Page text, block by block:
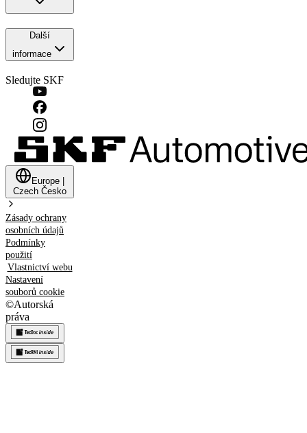
Další
informace
Sledujte SKF
Europe
Czech Česko
Zásady ochrany
osobních údajů
Podmínky
použití
Vlastnictví webu
Nastavení
souborů cookie
©Autorská
práva